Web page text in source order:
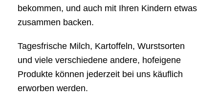
bekommen, und auch mit Ihren Kindern etwas
zusammen backen.
Tagesfrische Milch, Kartoffeln, Wurstsorten
und viele verschiedene andere, hofeigene
Produkte können jederzeit bei uns käuflich
erworben werden.